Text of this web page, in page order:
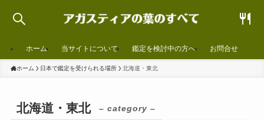
ホーム 当サイトについて 鑑定を検討中の方へ お問合せ
ホーム 日本で鑑定を受けられる場所 北海道・東北
北海道・東北 – category –